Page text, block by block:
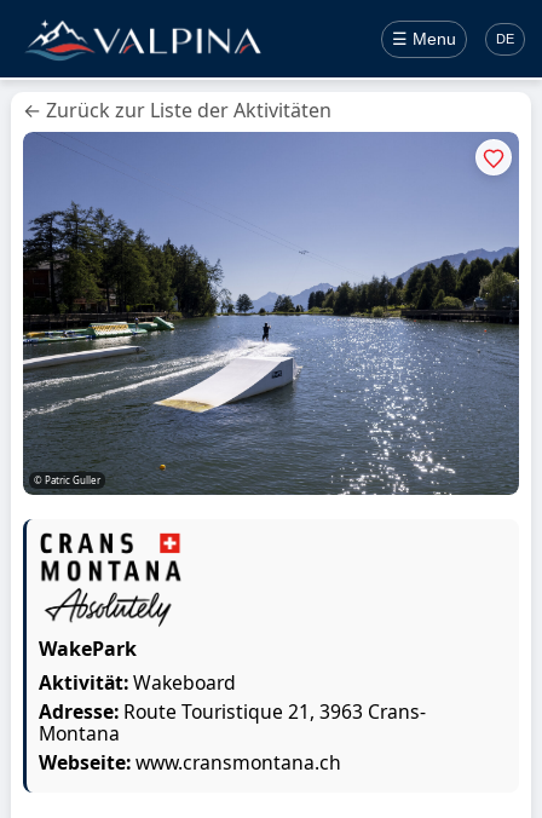
☰ Menu DE
← Zurück zur Liste der Aktivitäten
WakePark
Aktivität:Wakeboard
Adresse: Route Touristique 21, 3963 Crans-
Montana
Webseite:www.cransmontana.ch
© Patric Guller